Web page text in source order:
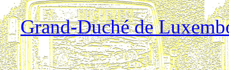
Grand-Duché de